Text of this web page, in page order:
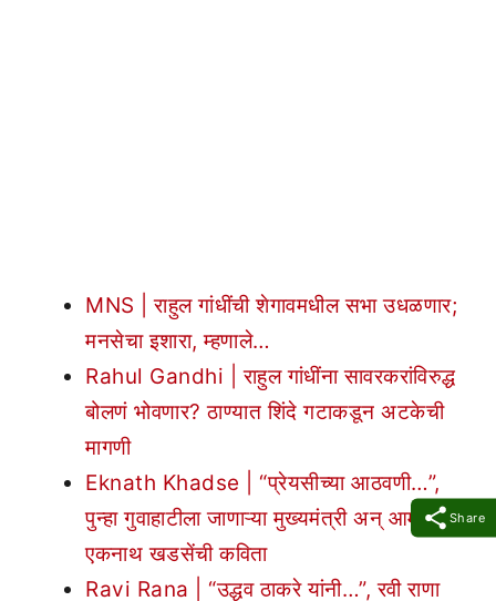
Share
MNS | राहुल गांधींची शेगावमधील सभा उधळणार;
मनसेचा इशारा, म्हणाले…
Rahul Gandhi | राहुल गांधींना सावरकरांविरुद्ध
बोलणं भोवणार? ठाण्यात शिंदे गटाकडून अटकेची
मागणी
Eknath Khadse | “प्रेयसीच्या आठवणी…”,
पुन्हा गुवाहाटीला जाणाऱ्या मुख्यमंत्री अन् आमदारांवर
एकनाथ खडसेंची कविता
Ravi Rana | “उद्धव ठाकरे यांनी…”, रवी राणा